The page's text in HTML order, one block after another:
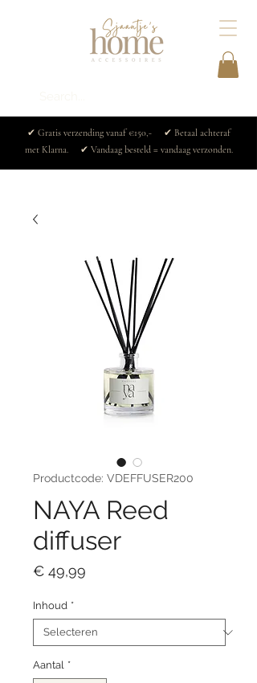
✔ Gratis verzending vanaf €150,- ✔ Betaal achteraf
met Klarna. ✔ Vandaag besteld = vandaag verzonden.
Productcode: VDEFFUSER200
NAYA Reed
diffuser
€ 49,99
Inhoud *
Aantal *